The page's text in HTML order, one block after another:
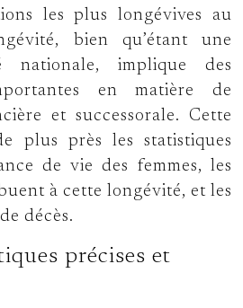
les plus longévives au
bien qu’étant une
nationale, implique des
en matière de
et successorale. Cette
plus près les statistiques
de vie des femmes, les
à cette longévité, et les
décès.
précises et